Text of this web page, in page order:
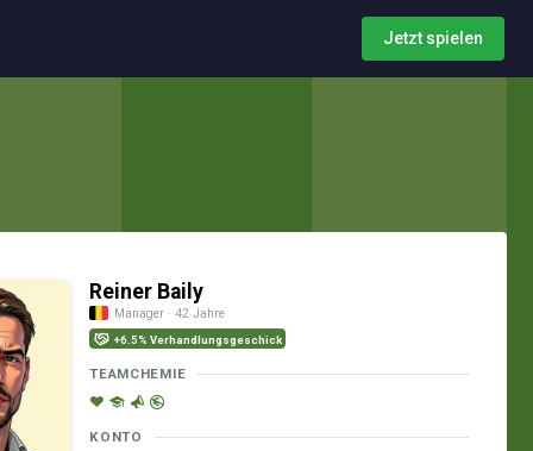
Jetzt spielen
Reiner Baily
Manager · 42 Jahre
+6.5% Verhandlungsgeschick
TEAMCHEMIE
KONTO